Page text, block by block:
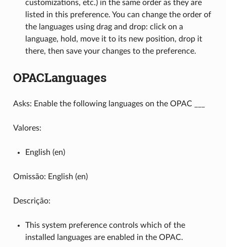
customizations, etc.) in the same order as they are
listed in this preference. You can change the order of
the languages using drag and drop: click on a
language, hold, move it to its new position, drop it
there, then save your changes to the preference.
OPACLanguages
Asks: Enable the following languages on the OPAC ___
Valores:
English (en)
Omissão: English (en)
Descrição:
This system preference controls which of the
installed languages are enabled in the OPAC.